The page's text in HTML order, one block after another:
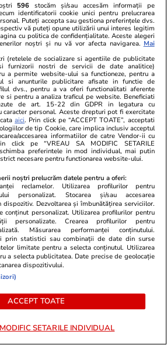
10:39
de aproape de
atinși de turiști:
să îi vedem”
Vacanțe și
Lufthansa
pasagerii
locul în
dacă ne
Delta
o poți
596 stocăm și/sau accesăm informații pe
identificatorii cookie unici pentru prelucrarea
Puteți accepta sau gestiona preferințele dvs.
vă puteți opune utilizării unui interes legitim
cu politica de confidențialitate. Aceste alegeri
noștri și nu vă vor afecta navigarea. Mai
(retelele de socializare si agentiile de publicitate
furnizorii nostri de servicii de date analitice)
a permite website-ului sa functioneze, pentru a
si anunturile publicitare afisate in functie de
dvs., pentru a va oferi functionalitati aferente
si pentru a analiza traficul pe website. Beneficiati
de art. 15-22 din GDPR in legatura cu
caracter personal. Aceste drepturi pot fi exercitate
aici. Prin click pe “ACCEPT TOATE”, acceptati
de tip Cookie, care implica inclusiv acceptul
accesarea informatiilor de catre Vendor-ii cu
click pe “VREAU SA MODIFIC SETARILE
preferintele in mod individual, mai putin
necesare pentru functionarea website-ului.
noștri prelucrăm datele pentru a oferi:
reclamelor. Utilizarea profilurilor pentru
personalizat. Stocarea și/sau accesarea
Dezvoltarea și îmbunătățirea serviciilor.
conținut personalizat. Utilizarea profilurilor pentru
personalizate. Crearea profilurilor pentru
Măsurarea performanței conținutului.
prin statistici sau combinații de date din surse
limitate pentru a selecta conținutul. Utilizarea
a selecta publicitatea. Date precise de geolocație
dispozitivului.
ACCEPT TOATE
SETARILE INDIVIDUAL